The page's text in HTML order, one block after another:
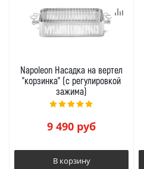
Napoleon Насадка на вертел
"корзинка" (с регулировкой
зажима)
9 490 руб
В корзину